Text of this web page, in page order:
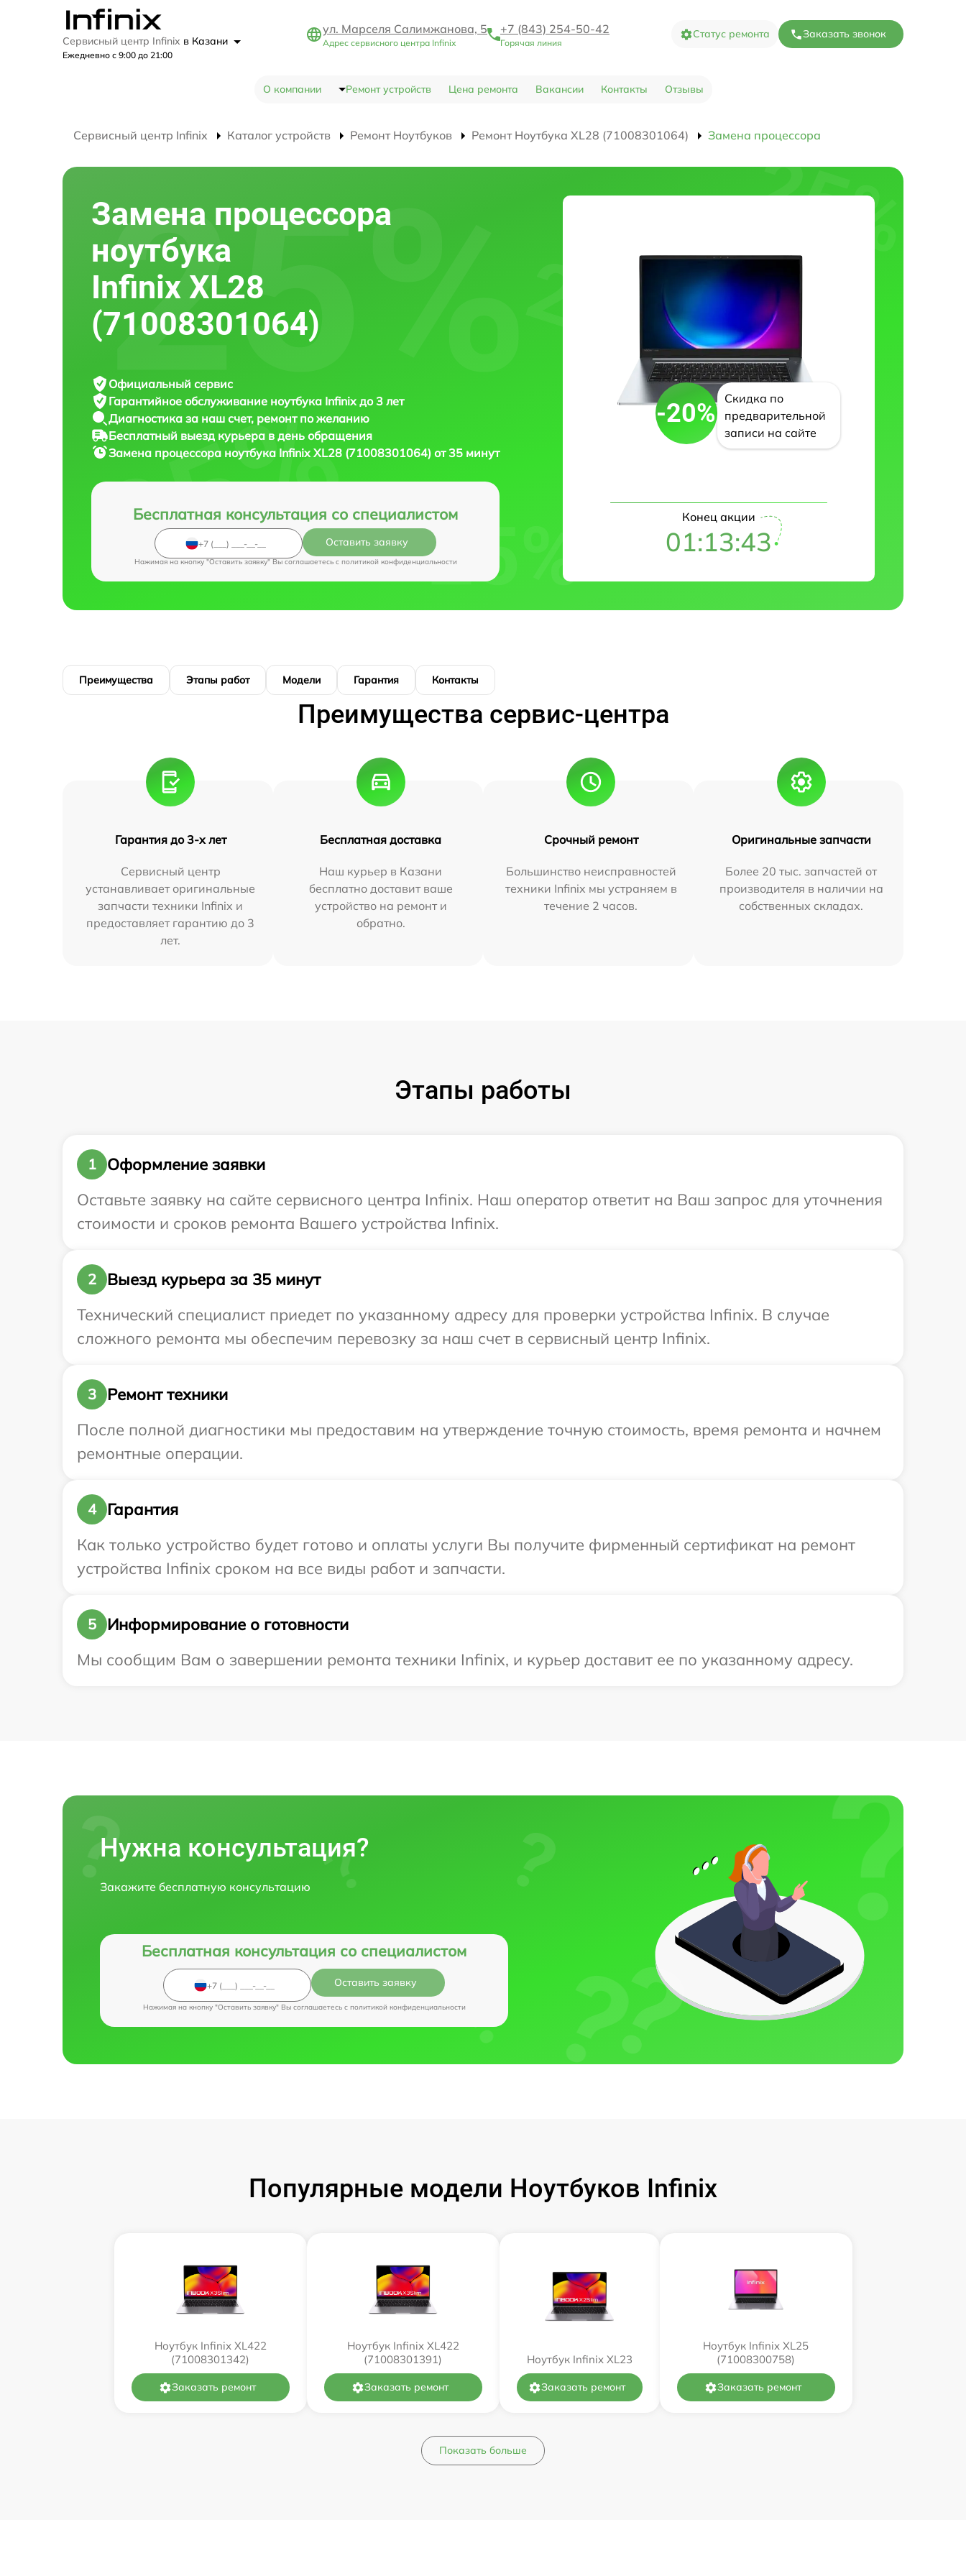
Сервисный центр Infinix в Казани
Ежедневно с 9:00 до 21:00
ул. Марселя Салимжанова, 5
Адрес сервисного центра Infinix
+7 (843) 254-50-42
Горячая линия
Статус ремонта Заказать звонок
О компании Ремонт устройств Цена ремонта Вакансии Контакты Отзывы
Сервисный центр Infinix Каталог устройств Ремонт Ноутбуков Ремонт Ноутбука XL28 (71008301064) Замена процессора
Замена процессора
ноутбука
Infinix XL28
(71008301064)
Официальный сервис
Гарантийное обслуживание ноутбука Infinix до 3 лет
Диагностика за наш счет, ремонт по желанию
Бесплатный выезд курьера в день обращения
Замена процессора ноутбука Infinix XL28 (71008301064) от 35 минут
Бесплатная консультация со специалистом
Оставить заявку
Нажимая на кнопку "Оставить заявку" Вы соглашаетесь c политикой конфиденциальности
-20%
Скидка по
предварительной
записи на сайте
Конец акции
01:13:42
Преимущества Этапы работ Модели Гарантия Контакты
Преимущества сервис-центра
Гарантия до 3-х лет
Сервисный центр
устанавливает оригинальные
запчасти техники Infinix и
предоставляет гарантию до 3
лет.
Бесплатная доставка
Наш курьер в Казани
бесплатно доставит ваше
устройство на ремонт и
обратно.
Срочный ремонт
Большинство неисправностей
техники Infinix мы устраняем в
течение 2 часов.
Оригинальные запчасти
Более 20 тыс. запчастей от
производителя в наличии на
собственных складах.
Этапы работы
1
Оформление заявки
Оставьте заявку на сайте сервисного центра Infinix. Наш оператор ответит на Ваш запрос для уточнения
стоимости и сроков ремонта Вашего устройства Infinix.
2
Выезд курьера за 35 минут
Технический специалист приедет по указанному адресу для проверки устройства Infinix. В случае
сложного ремонта мы обеспечим перевозку за наш счет в сервисный центр Infinix.
3
Ремонт техники
После полной диагностики мы предоставим на утверждение точную стоимость, время ремонта и начнем
ремонтные операции.
4
Гарантия
Как только устройство будет готово и оплаты услуги Вы получите фирменный сертификат на ремонт
устройства Infinix сроком на все виды работ и запчасти.
5
Информирование о готовности
Мы сообщим Вам о завершении ремонта техники Infinix, и курьер доставит ее по указанному адресу.
Нужна консультация?
Закажите бесплатную консультацию
Бесплатная консультация со специалистом
Оставить заявку
Нажимая на кнопку "Оставить заявку" Вы соглашаетесь c политикой конфиденциальности
Популярные модели Ноутбуков Infinix
Ноутбук Infinix XL422
(71008301342)
Заказать ремонт
Ноутбук Infinix XL422
(71008301391)
Заказать ремонт
Ноутбук Infinix XL23
Заказать ремонт
Ноутбук Infinix XL25
(71008300758)
Заказать ремонт
Показать больше